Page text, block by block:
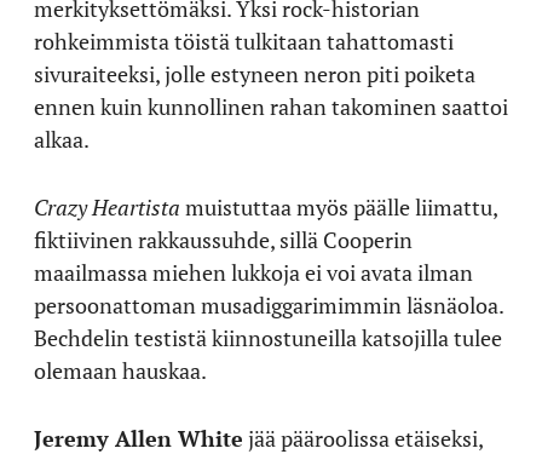
merkityksettömäksi. Yksi rock-historian
rohkeimmista töistä tulkitaan tahattomasti
sivuraiteeksi, jolle estyneen neron piti poiketa
ennen kuin kunnollinen rahan takominen saattoi
alkaa.
Crazy Heartista muistuttaa myös päälle liimattu,
fiktiivinen rakkaussuhde, sillä Cooperin
maailmassa miehen lukkoja ei voi avata ilman
persoonattoman musadiggarimimmin läsnäoloa.
Bechdelin testistä kiinnostuneilla katsojilla tulee
olemaan hauskaa.
Jeremy Allen White jää pääroolissa etäiseksi,